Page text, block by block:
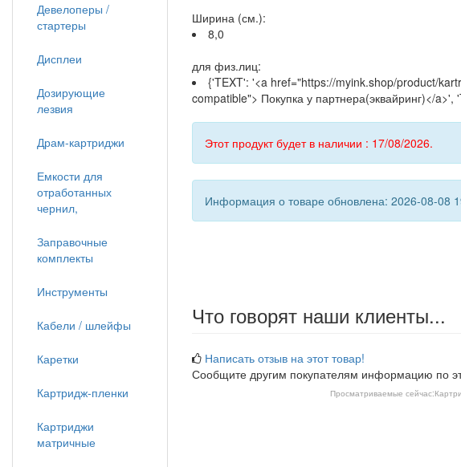
Ширина (см.):
8,0
для физ.лиц:
{'TEXT': '<a href="https://myink.shop/product/
compatible"> Покупка у партнера(эквайринг)</a>',
Этот продукт будет в наличии : 17/08/2026.
Информация о товаре обновлена: 2026-08-08
Что говорят наши клиенты...
Написать отзыв на этот товар!
Сообщите другим покупателям информацию по
Просматриваемые сейчас:
Девелоперы /
стартеры
Дисплеи
Дозирующие
лезвия
Драм-картриджи
Емкости для
отработанных
чернил,
Заправочные
комплекты
Инструменты
Кабели / шлейфы
Каретки
Картридж-пленки
Картриджи
матричные